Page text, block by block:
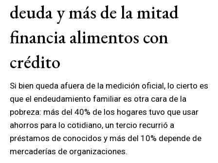
deuda y más de la mitad
financia alimentos con
crédito
Si bien queda afuera de la medición oficial, lo cierto es
que el endeudamiento familiar es otra cara de la
pobreza: más del 40% de los hogares tuvo que usar
ahorros para lo cotidiano, un tercio recurrió a
préstamos de conocidos y más del 10% depende de
mercaderías de organizaciones.